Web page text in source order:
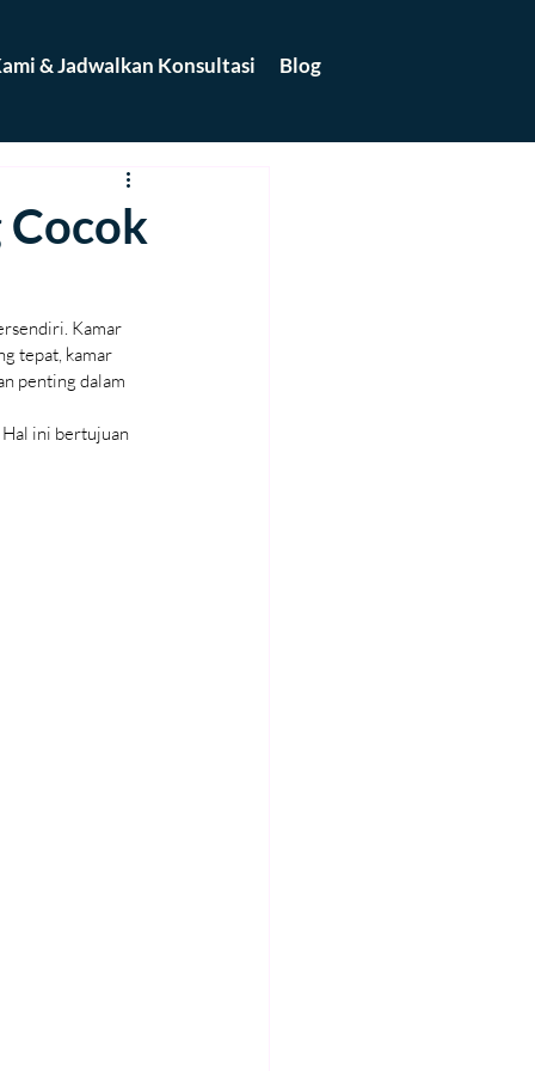
& Jadwalkan Konsultasi Blog
Kamar
tepat, kamar
penting dalam
Hal ini bertujuan